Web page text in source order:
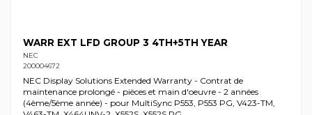
WARR EXT LFD GROUP 3 4TH+5TH YEAR
NEC
200004672
NEC Display Solutions Extended Warranty - Contrat de
maintenance prolongé - pièces et main d'oeuvre - 2 années
(4ème/5ème année) - pour MultiSync P553, P553 PG, V423-TM,